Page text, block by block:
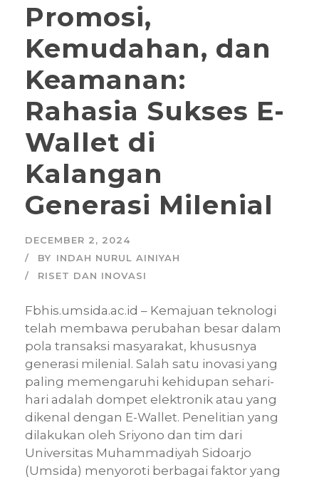
Promosi,
Kemudahan, dan
Keamanan:
Rahasia Sukses E-
Wallet di
Kalangan
Generasi Milenial
DECEMBER 2, 2024
BY INDAH NURUL AINIYAH
RISET DAN INOVASI
Fbhis.umsida.ac.id – Kemajuan teknologi
telah membawa perubahan besar dalam
pola transaksi masyarakat, khususnya
generasi milenial. Salah satu inovasi yang
paling memengaruhi kehidupan sehari-
hari adalah dompet elektronik atau yang
dikenal dengan E-Wallet. Penelitian yang
dilakukan oleh Sriyono dan tim dari
Universitas Muhammadiyah Sidoarjo
(Umsida) menyoroti berbagai faktor yang